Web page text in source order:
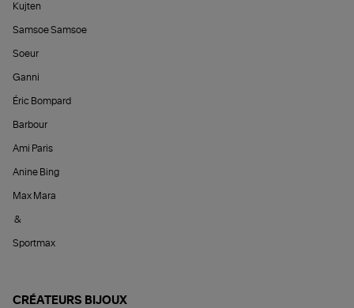
Kujten
Samsoe Samsoe
Soeur
Ganni
Éric Bompard
Barbour
Ami Paris
Anine Bing
Max Mara
&
Sportmax
CRÉATEURS BIJOUX